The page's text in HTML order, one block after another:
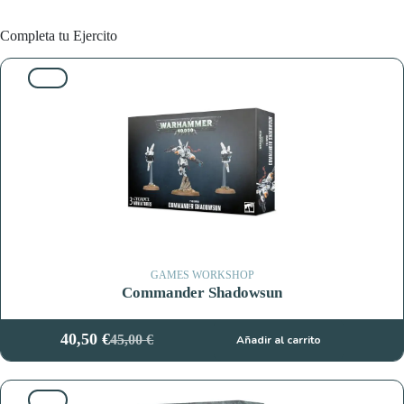
Completa tu Ejercito
GAMES WORKSHOP
Commander Shadowsun
45,00€
El
precio
original
40,50€El
precio
actual
Añadir al carrito